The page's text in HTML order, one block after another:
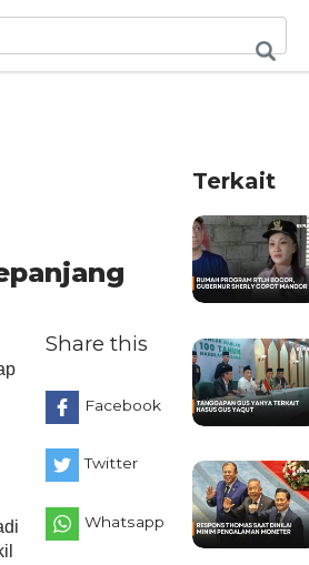
Share this
Facebook
Twitter
Whatsapp
Terkait